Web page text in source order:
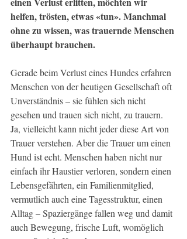
helfen, trösten, etwas «tun». Manchmal
ohne zu wissen, was trauernde Menschen
überhaupt brauchen.
Gerade beim Verlust eines Hundes erfahren
Menschen von der heutigen Gesellschaft oft
Unverständnis – sie fühlen sich nicht
gesehen und trauen sich nicht, zu trauern.
Ja, vielleicht kann nicht jeder diese Art von
Trauer verstehen. Aber die Trauer um einen
Hund ist echt. Menschen haben nicht nur
einfach ihr Haustier verloren, sondern einen
Lebensgefährten, ein Familienmitglied,
vermutlich auch eine Tagesstruktur, einen
Alltag – Spaziergänge fallen weg und damit
auch Bewegung, frische Luft, womöglich